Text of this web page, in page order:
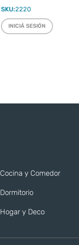
SKU:2220
INICIÁ SESIÓN
Cocina y Comedor
Dormitorio
Hogar y Deco